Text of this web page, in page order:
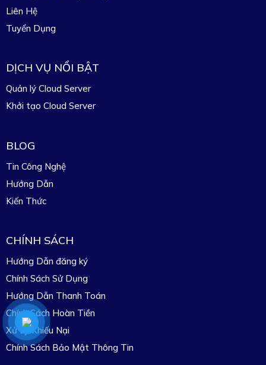
Liên Hệ
Tuyển Dụng
DỊCH VỤ NỔI BẬT
Quản lý Cloud Server
Khởi tạo Cloud Server
BLOG
Tin Công Nghệ
Hướng Dẫn
Kiến Thức
CHÍNH SÁCH
Hướng Dẫn đăng ký
Chính Sách Sử Dụng
Hướng Dẫn Thanh Toán
Chính Sách Hoàn Tiền
Xử Lý Khiếu Nại
Chính Sách Bảo Mật Thông Tin